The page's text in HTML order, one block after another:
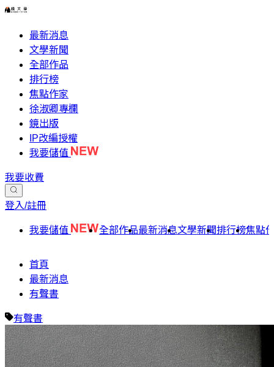
最新消息
文學新聞
全部作品
排行榜
焦點作家
徐淑卿專欄
鏡出版
IP改編授權
我要儲值
我要收費
登入/註冊
我要儲值 全部作品最新消息文學新聞排行榜焦點
首頁
最新消息
有聲書
有聲書